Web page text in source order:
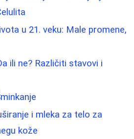
u 21. veku: Male promene,
ili ne? Različiti stavovi i
i mleka za telo za
kože